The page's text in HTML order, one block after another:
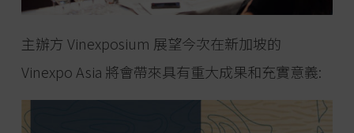
主辦方 Vinexposium 展望今次在新加坡的
Vinexpo Asia 將會帶來具有重大成果和充實意義: